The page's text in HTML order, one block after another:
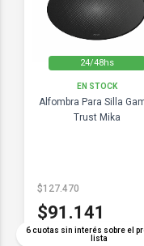
24/48hs
EN STOCK
Alfombra Para Silla
Trust Mika
6 cuotas sin interés sobre el
lista
$127.470
$91.141